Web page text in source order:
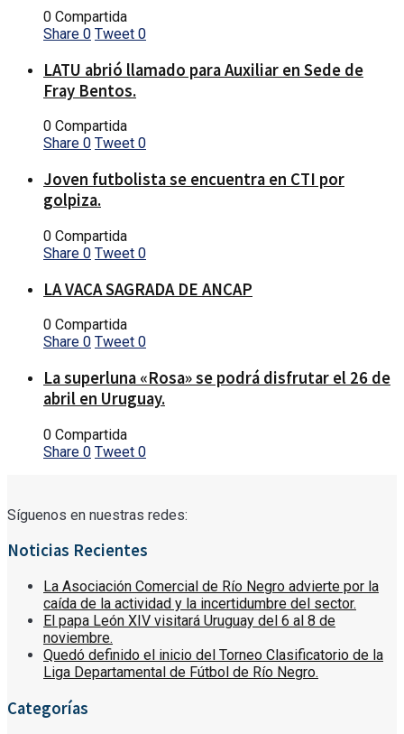
0 Compartida
Share 0 Tweet 0
LATU abrió llamado para Auxiliar en Sede de
Fray Bentos.
0 Compartida
Share 0 Tweet 0
Joven futbolista se encuentra en CTI por
golpiza.
0 Compartida
Share 0 Tweet 0
LA VACA SAGRADA DE ANCAP
0 Compartida
Share 0 Tweet 0
La superluna «Rosa» se podrá disfrutar el 26 de
abril en Uruguay.
0 Compartida
Share 0 Tweet 0
Síguenos en nuestras redes:
Noticias Recientes
La Asociación Comercial de Río Negro advierte por la
caída de la actividad y la incertidumbre del sector.
El papa León XIV visitará Uruguay del 6 al 8 de
noviembre.
Quedó definido el inicio del Torneo Clasificatorio de la
Liga Departamental de Fútbol de Río Negro.
Categorías